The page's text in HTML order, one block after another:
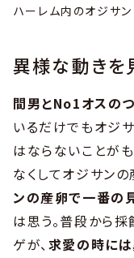
ハーレム内のオジサ
異様な動きを
間男とNo1オスの
いるだけでもオジ
はならないことが
なくしてオジサン
ンの産卵で一番の
は思う。普段から
ゲが、求愛の時に